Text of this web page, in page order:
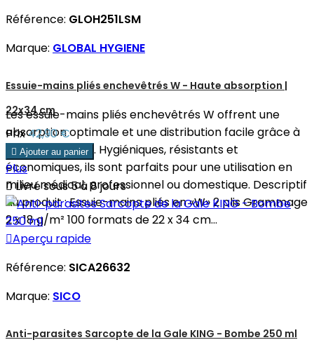
Référence: GLOH251LSM
Marque: GLOBAL HYGIENE
Essuie-mains pliés enchevêtrés W - Haute absorption |
22x34 cm
Les essuie-mains pliés enchevêtrés W offrent une
absorption optimale et une distribution facile grâce à
leur pliage en W. Hygiéniques, résistants et
économiques, ils sont parfaits pour une utilisation en
milieu médical, professionnel ou domestique. Descriptif
du produit : Essuie-mains pliés en «W» 2 plis Grammage
2 x 18 g/m² 100 formats de 22 x 34 cm...
Prix42,90 €
 Ajouter au panier
Plus
Livré sous 5 à 8 jours
Aperçu rapide
Référence: SICA26632
Marque: SICO
Anti-parasites Sarcopte de la Gale KING - Bombe 250 ml